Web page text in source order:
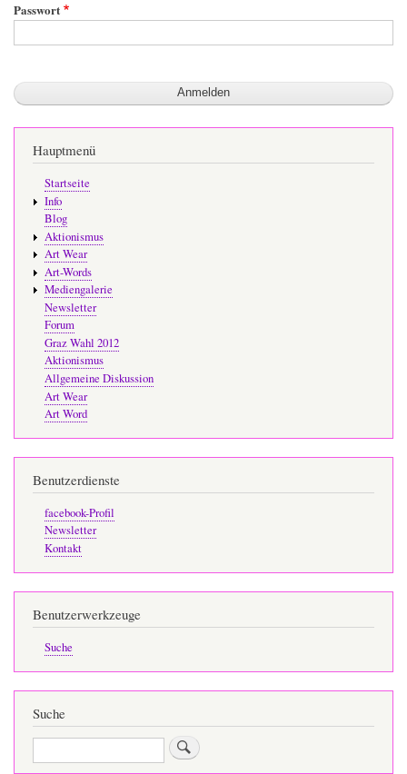
Passwort
Hauptmenü
Startseite
Info
Blog
Aktionismus
Art Wear
Art-Words
Mediengalerie
Newsletter
Forum
Graz Wahl 2012
Aktionismus
Allgemeine Diskussion
Art Wear
Art Word
Benutzerdienste
facebook-Profil
Newsletter
Kontakt
Benutzerwerkzeuge
Suche
Suche
Suche